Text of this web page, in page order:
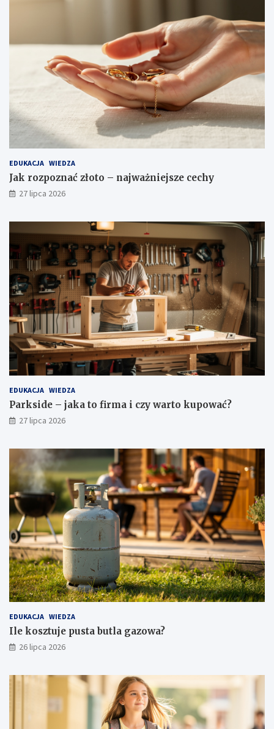
EDUKACJA WIEDZA
Jak rozpoznać złoto – najważniejsze cechy
27 lipca 2026
EDUKACJA WIEDZA
Parkside – jaka to firma i czy warto kupować?
27 lipca 2026
EDUKACJA WIEDZA
Ile kosztuje pusta butla gazowa?
26 lipca 2026